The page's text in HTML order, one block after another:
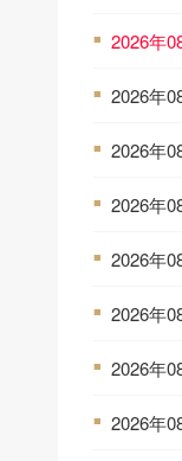
■ 2026年08月03日
■ 2026年08月
■ 2026年08月03日 读
■ 2026年08月03日 连
■ 2026年08月02日 赛
■ 2026年08月02日 5
■ 2026年08月02日 绝
■ 2026年08月02日 终